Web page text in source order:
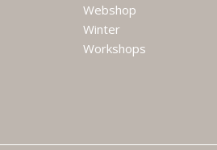
Webshop
Winter
Workshops